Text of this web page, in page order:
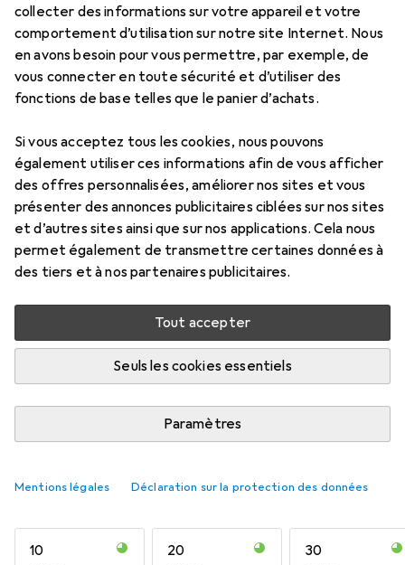
collecter des informations sur votre appareil et votre
comportement d’utilisation sur notre site Internet. Nous
en avons besoin pour vous permettre, par exemple, de
vous connecter en toute sécurité et d’utiliser des
fonctions de base telles que le panier d’achats.
Si vous acceptez tous les cookies, nous pouvons
également utiliser ces informations afin de vous afficher
des offres personnalisées, améliorer nos sites et vous
présenter des annonces publicitaires ciblées sur nos sites
et d’autres sites ainsi que sur nos applications. Cela nous
permet également de transmettre certaines données à
des tiers et à nos partenaires publicitaires.
Tout accepter
Seuls les cookies essentiels
Paramètres
Mentions légales Déclaration sur la protection des données
Air Optixplus HydraGlyde pour
l'astigmatisme
Prix en EUR TVA incl.
EUR
48,35 EUR
8,06/1pcs
Livré entre lun, 17/8 et mer, 19/8
Ajouter au panier
livraison gratuite
10 20 30